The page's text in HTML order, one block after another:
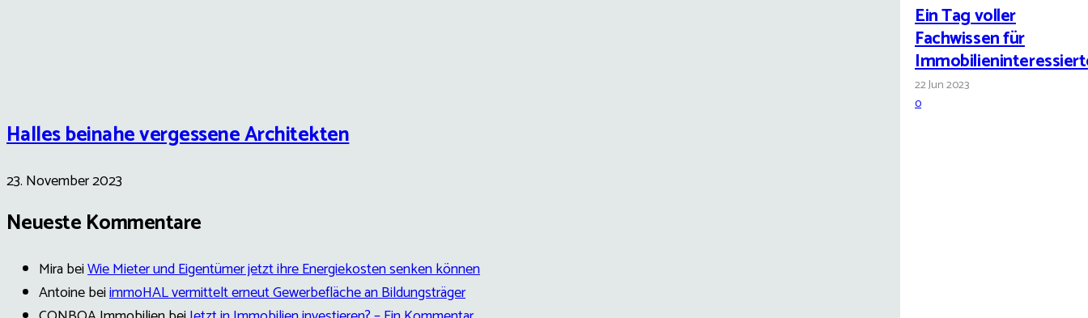
Ein Tag voller
Fachwissen für
22 Jun 2023
0
Halles beinahe vergessene Architekten
23. November 2023
Neueste Kommentare
MirabeiWie Mieter und Eigentümer jetzt ihre Energiekosten senken können
AntoinebeiimmoHAL vermittelt erneut Gewerbefläche an Bildungsträger